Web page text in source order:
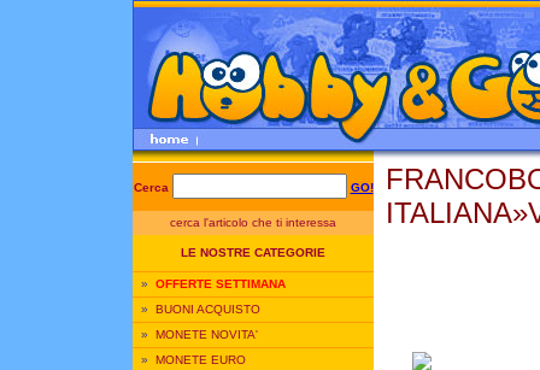
Cerca GO!
cerca l'articolo che ti interessa
LE NOSTRE CATEGORIE
» OFFERTE SETTIMANA
» BUONI ACQUISTO
» MONETE NOVITA'
» MONETE EURO